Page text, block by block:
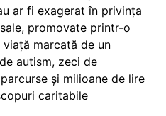
ar fi exagerat în privința
promovate printr-o
marcată de un
autism, zeci de
și milioane de lire
caritabile